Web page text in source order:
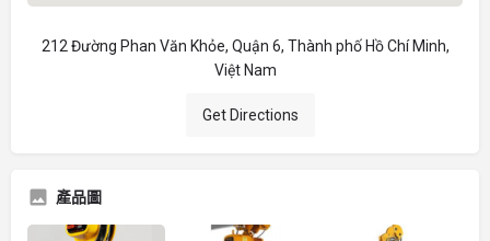
212 Đường Phan Văn Khỏe, Quận 6, Thành phố Hồ Chí Minh,
Việt Nam
Get Directions
產品圖